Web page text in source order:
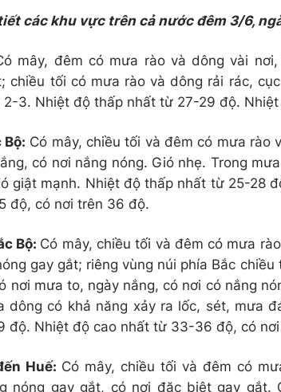
các khu vực trên cả nước đêm 3/6,
mây, đêm có mưa rào và dông vài
chiều tối có mưa rào và dông rải rác,
2-3. Nhiệt độ thấp nhất từ 27-29 độ.
Bộ: Có mây, chiều tối và đêm có mưa rào
có nơi nắng nóng. Gió nhẹ. Trong
giật mạnh. Nhiệt độ thấp nhất từ 25-28
độ, có nơi trên 36 độ.
Bộ: Có mây, chiều tối và đêm có mưa
gay gắt; riêng vùng núi phía Bắc
nơi mưa to, ngày nắng, có nơi có nắng
dông có khả năng xảy ra lốc, sét, mưa
độ. Nhiệt độ cao nhất từ 33-36 độ, có
Huế: Có mây, chiều tối và đêm có
nóng gay gắt, có nơi đặc biệt gay gắt.